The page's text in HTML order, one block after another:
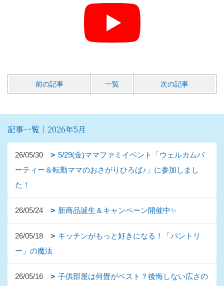
前の記事 一覧 次の記事
記事一覧｜2026年5月
26/05/30
5/29(金)ママファミイベント「ウェルカムパ
ーティー＆転勤ママのおさがりひろば♪」に参加しまし
た！
26/05/24 新商品誕生＆キャンペーン開催中✨
26/05/18
キッチンがもっと好きになる！「パントリ
ー」の魔法
26/05/16
子供部屋は何畳がベスト？後悔しない広さの